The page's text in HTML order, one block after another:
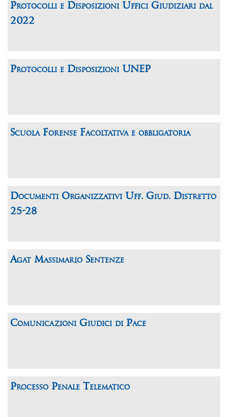
Protocolli e Disposizioni Uffici Giudiziari dal
2022
Protocolli e Disposizioni UNEP
Scuola Forense Facoltativa e obbligatoria
Documenti Organizzativi Uff. Giud. Distretto
25-28
Agat Massimario Sentenze
Comunicazioni Giudici di Pace
Processo Penale Telematico